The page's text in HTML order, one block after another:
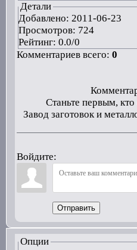
Детали
Добавлено: 2011-06-23
Просмотров: 724
Рейтинг: 0.0/0
Комментариев всего: 0
Станьте первым,
Завод заготовок и
Войдите:
Отправить
Опции